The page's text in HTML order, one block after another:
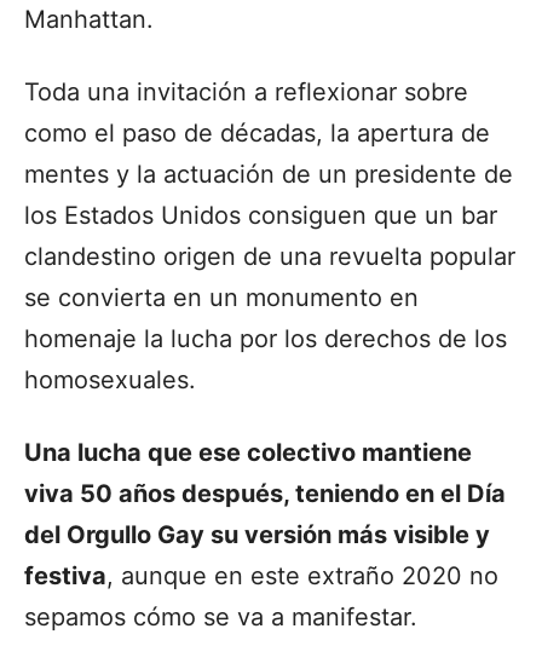
Manhattan.
Toda una invitación a reflexionar sobre
como el paso de décadas, la apertura de
mentes y la actuación de un presidente de
los Estados Unidos consiguen que un bar
clandestino origen de una revuelta popular
se convierta en un monumento en
homenaje la lucha por los derechos de los
homosexuales.
Una lucha que ese colectivo mantiene
viva 50 años después, teniendo en el Día
del Orgullo Gay su versión más visible y
festiva, aunque en este extraño 2020 no
sepamos cómo se va a manifestar.